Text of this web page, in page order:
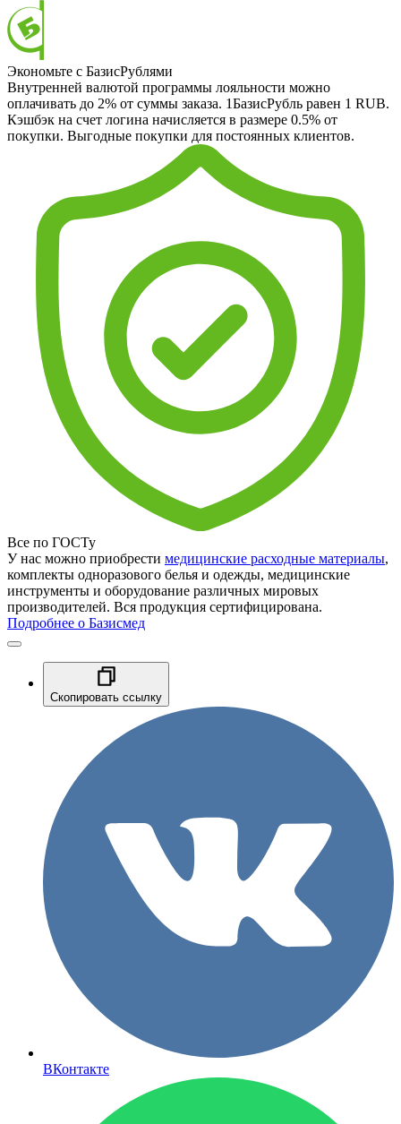
Экономьте с БазисРублями
Внутренней валютой программы лояльности можно
оплачивать до 2% от суммы заказа. 1БазисРубль равен 1 RUB.
Кэшбэк на счет логина начисляется в размере 0.5% от
покупки. Выгодные покупки для постоянных клиентов.
Все по ГОСТу
У нас можно приобрести медицинские расходные материалы,
комплекты одноразового белья и одежды, медицинские
инструменты и оборудование различных мировых
производителей. Вся продукция сертифицирована.
Подробнее о Базисмед
Скопировать ссылку
ВКонтакте